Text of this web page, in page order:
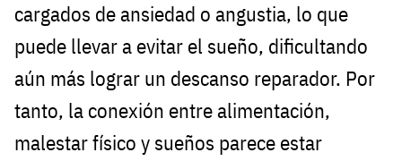
cargados de ansiedad o angustia, lo que
puede llevar a evitar el sueño, dificultando
aún más lograr un descanso reparador. Por
tanto, la conexión entre alimentación,
malestar físico y sueños parece estar